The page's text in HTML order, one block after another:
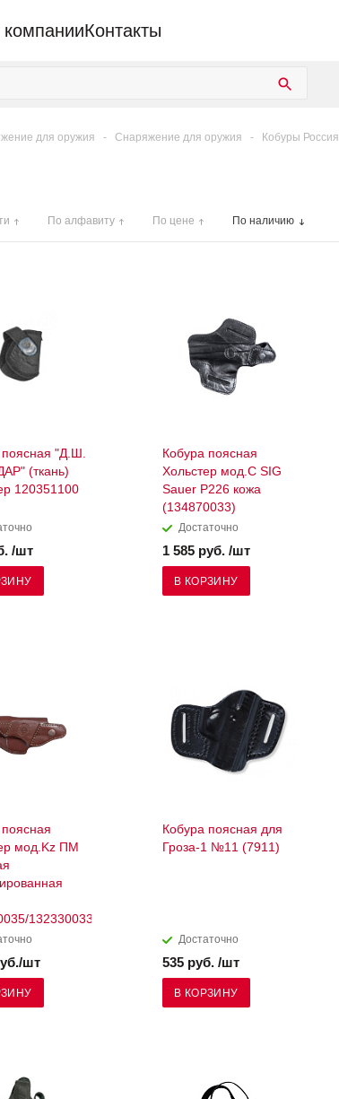
Контакты
для оружия - Снаряжение для оружия - Кобуры Россия
По алфавиту По цене По наличию
поясная "Д.Ш.
(ткань)
120351100
/шт
Кобура поясная
Хольстер мод.C SIG
Sauer P226 кожа
(134870033)
Достаточно
1 585 руб. /шт
В КОРЗИНУ
мод.Kz ПМ
132330033)
шт
Кобура поясная для
Гроза-1 №11 (7911)
Достаточно
535 руб. /шт
В КОРЗИНУ